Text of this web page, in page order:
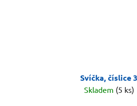
Svíčka, číslice 3
Skladem (5 ks)